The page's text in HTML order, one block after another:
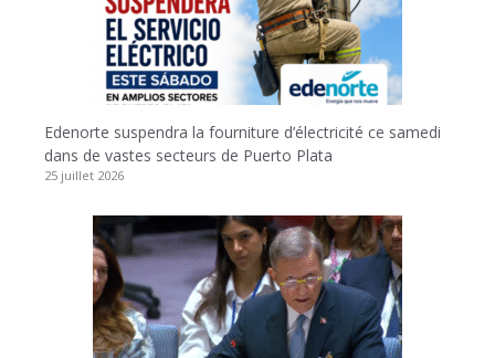
Edenorte suspendra la fourniture d’électricité ce samedi
dans de vastes secteurs de Puerto Plata
25 juillet 2026